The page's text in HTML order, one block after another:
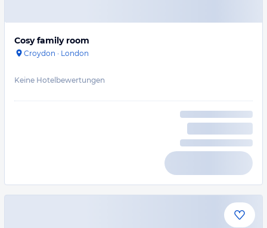
Cosy family room
Croydon · London
Keine Hotelbewertungen